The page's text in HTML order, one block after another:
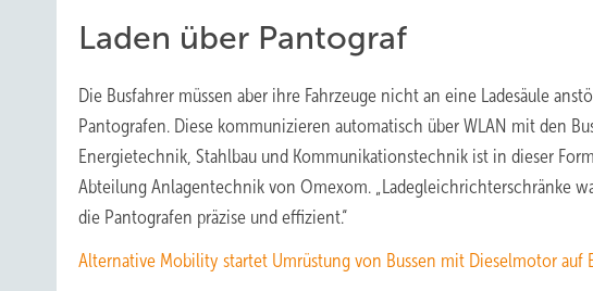
Laden über Pantograf
Die Busfahrer müssen aber ihre Fahrzeuge nicht an eine Ladesäule
Pantografen. Diese kommunizieren automatisch über WLAN mit den
Energietechnik, Stahlbau und Kommunikationstechnik ist in dieser
Abteilung Anlagentechnik von Omexom. „Ladegleichrichterschränke
die Pantografen präzise und effizient.“
Alternative Mobility startet Umrüstung von Bussen mit Dieselmotor auf